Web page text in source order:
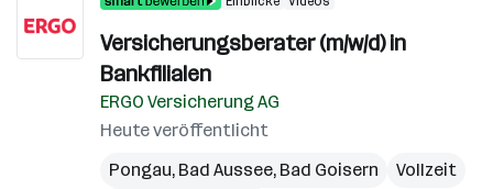
Versicherungsberater (m/w/d) in
Bankfilialen
ERGO Versicherung AG
Heute veröffentlicht
Pongau, Bad Aussee, Bad Goisern
Vollzeit